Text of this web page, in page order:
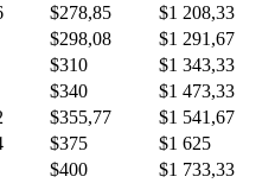
$278,85
$1 208,33
$298,08
$1 291,67
$310
$1 343,33
$340
$1 473,33
$355,77
$1 541,67
$375
$1 625
$400
$1 733,33